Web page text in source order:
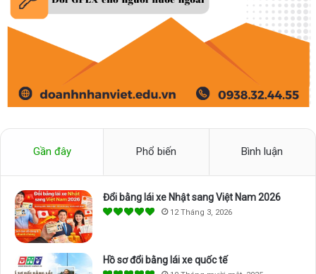
Gần đây Phổ biến Bình luận
Đổi bằng lái xe Nhật sang Việt Nam 2026
12 Tháng 3, 2026
Hồ sơ đổi bằng lái xe quốc tế